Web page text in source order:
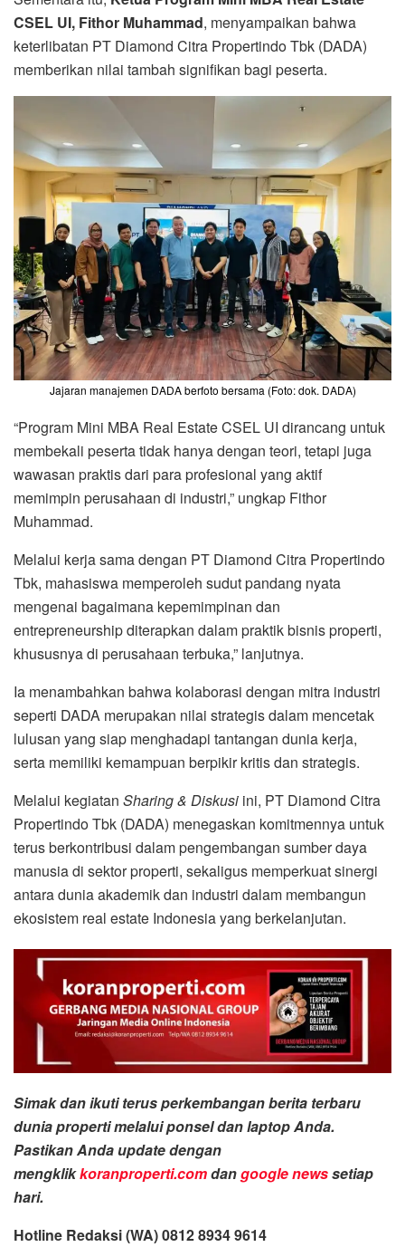
CSEL UI, Fithor Muhammad, menyampaikan bahwa
keterlibatan PT Diamond Citra Propertindo Tbk (DADA)
memberikan nilai tambah signifikan bagi peserta.
Jajaran manajemen DADA berfoto bersama (Foto: dok. DADA)
“Program Mini MBA Real Estate CSEL UI dirancang untuk
membekali peserta tidak hanya dengan teori, tetapi juga
wawasan praktis dari para profesional yang aktif
memimpin perusahaan di industri,” ungkap Fithor
Muhammad.
Melalui kerja sama dengan PT Diamond Citra Propertindo
Tbk, mahasiswa memperoleh sudut pandang nyata
mengenai bagaimana kepemimpinan dan
entrepreneurship diterapkan dalam praktik bisnis properti,
khususnya di perusahaan terbuka,” lanjutnya.
Ia menambahkan bahwa kolaborasi dengan mitra industri
seperti DADA merupakan nilai strategis dalam mencetak
lulusan yang siap menghadapi tantangan dunia kerja,
serta memiliki kemampuan berpikir kritis dan strategis.
Melalui kegiatan Sharing & Diskusi ini, PT Diamond Citra
Propertindo Tbk (DADA) menegaskan komitmennya untuk
terus berkontribusi dalam pengembangan sumber daya
manusia di sektor properti, sekaligus memperkuat sinergi
antara dunia akademik dan industri dalam membangun
ekosistem real estate Indonesia yang berkelanjutan.
Simak dan ikuti terus perkembangan berita terbaru
dunia properti melalui ponsel dan laptop Anda.
Pastikan Anda update dengan
mengklikkoranproperti.comdangoogle newssetiap
hari.
Hotline Redaksi (WA) 0812 8934 9614